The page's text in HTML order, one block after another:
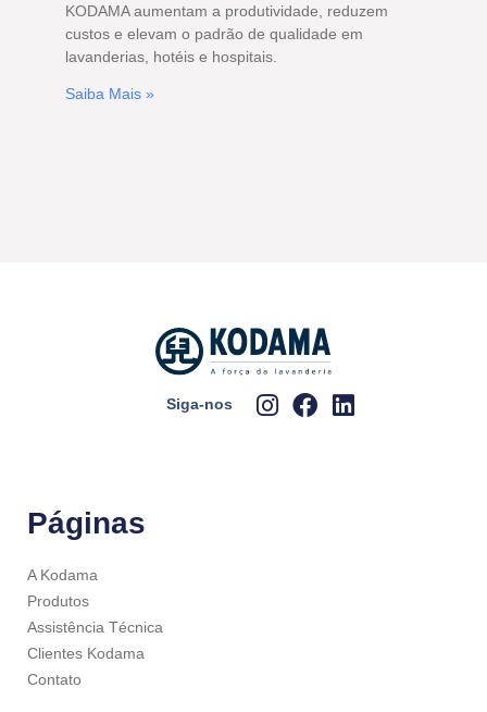
KODAMA aumentam a produtividade, reduzem
custos e elevam o padrão de qualidade em
lavanderias, hotéis e hospitais.
Saiba Mais »
Siga-nos
Páginas
A Kodama
Produtos
Assistência Técnica
Clientes Kodama
Contato